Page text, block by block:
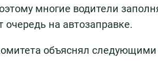
многие водители
на автозаправке.
объяснял